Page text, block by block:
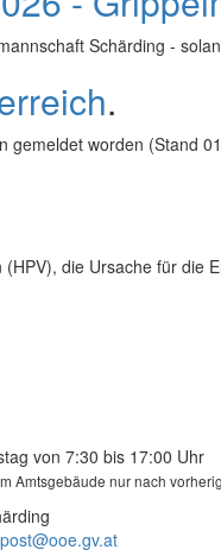
Schärding -
.
worden (Stand
die Ursache für die
von 7:30 bis 17:00 Uhr
Amtsgebäude nur nach